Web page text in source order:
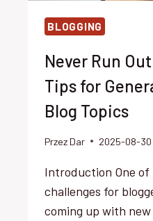
BLOGGING
Never Run
Tips for
Blog Topics
Przez Dar 2025-08-30
Introduction One of
challenges for
coming up with